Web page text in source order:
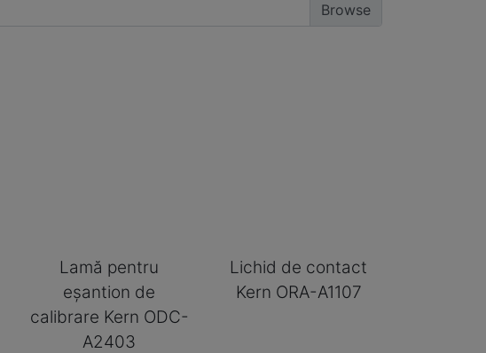
Lamă pentru
eșantion de
calibrare Kern ODC-
A2403
Lichid de contact
Kern ORA-A1107